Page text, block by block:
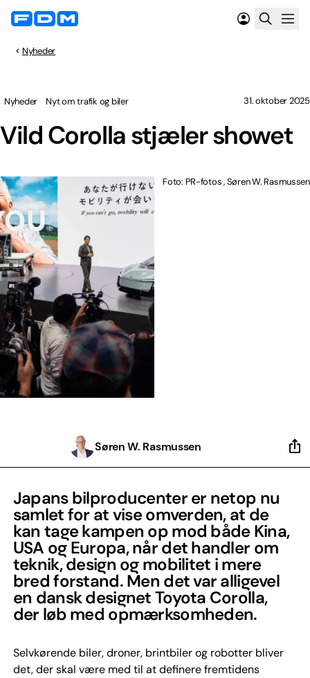
Nyheder
Vild Corolla stjæler showet
Nyheder Nyt om trafik og biler 31. oktober 2025
Foto: PR-fotos , Søren W. Rasmussen
Søren W. Rasmussen
Japans bilproducenter er netop nu
samlet for at vise omverden, at de
kan tage kampen op mod både Kina,
USA og Europa, når det handler om
teknik, design og mobilitet i mere
bred forstand. Men det var alligevel
en dansk designet Toyota Corolla,
der løb med opmærksomheden.
Selvkørende biler, droner, brintbiler og robotter bliver
det, der skal være med til at definere fremtidens